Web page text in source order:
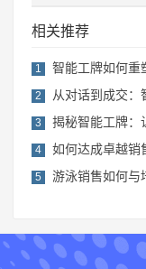
相关推荐
1 智能工牌如何重
2 从对话到成交
3 揭秘智能工牌：
4 如何达成卓越销
5 游泳销售如何与